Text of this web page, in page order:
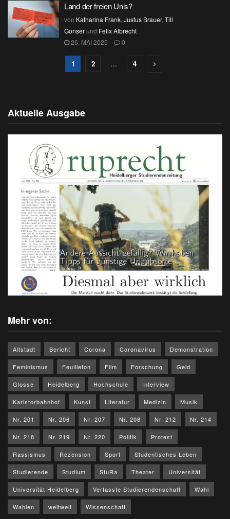
Land der freien Unis?
von Katharina Frank, Justus Brauer, Till
Gonserund Felix Albrecht
26. MAI 2025
0
1 2 … 4
Aktuelle Ausgabe
Mehr von:
Altstadt Bericht Corona Coronavirus Demonstration
Feminismus Feuilleton Film Forschung Geld
Glosse Heidelberg Hochschule Interview
Karlstorbahnhof Kunst Literatur Medizin Musik
Nr. 201 Nr. 206 Nr. 207 Nr. 208 Nr. 212 Nr. 214
Nr. 218 Nr. 219 Nr. 220 Politik Protest
Rassismus Rezension Sport Studentisches Leben
Studierende Studium StuRa Theater Universität
Universität Heidelberg Verfasste Studierendenschaft Wahl
Wahlen weltweit Wissenschaft